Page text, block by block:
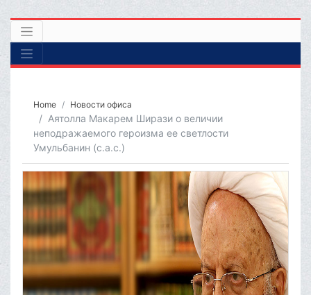
Home Новости офиса
Аятолла Макарем Ширази о величии
неподражаемого героизма ее светлости
Умульбанин (с.а.с.)